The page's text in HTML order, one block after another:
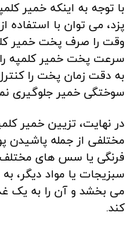
با توجه به اینکه خمیر
پزد، می توان با استفاده
وقت را صرف پخت خمیر
سرعت پخت خمیر کلمپه
به دقت زمان پخت را
سوختگی خمیر جلوگیری
در نهایت، تزیین خمیر
مختلفی از جمله پاشیدن
فرنگی یا سس های
سبزیجات یا مواد دیگر،
می بخشد و آن را به یک
کند.